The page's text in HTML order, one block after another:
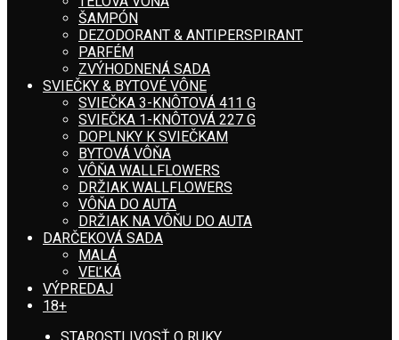
ŠAMPÓN
DEZODORANT & ANTIPERSPIRANT
PARFÉM
ZVÝHODNENÁ SADA
SVIEČKY & BYTOVÉ VÔNE
SVIEČKA 3-KNÔTOVÁ 411 G
SVIEČKA 1-KNÔTOVÁ 227 G
DOPLNKY K SVIEČKAM
BYTOVÁ VÔŇA
VÔŇA WALLFLOWERS
DRŽIAK WALLFLOWERS
VÔŇA DO AUTA
DRŽIAK NA VÔŇU DO AUTA
DARČEKOVÁ SADA
MALÁ
VEĽKÁ
VÝPREDAJ
18+